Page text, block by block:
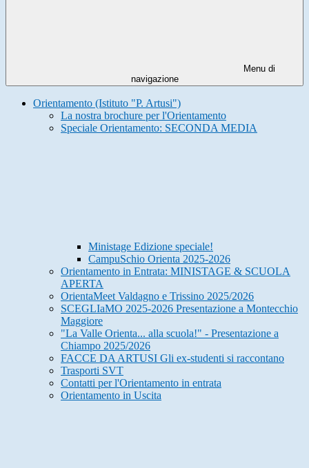
Menu di
navigazione
Orientamento (Istituto "P. Artusi")
La nostra brochure per l'Orientamento
Speciale Orientamento: SECONDA MEDIA
Ministage Edizione speciale!
CampuSchio Orienta 2025-2026
Orientamento in Entrata: MINISTAGE & SCUOLA
APERTA
OrientaMeet Valdagno e Trissino 2025/2026
SCEGLIaMO 2025-2026 Presentazione a Montecchio
Maggiore
"La Valle Orienta... alla scuola!" - Presentazione a
Chiampo 2025/2026
FACCE DA ARTUSI Gli ex-studenti si raccontano
Trasporti SVT
Contatti per l'Orientamento in entrata
Orientamento in Uscita